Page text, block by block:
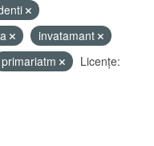
invatamant
primariatm
Licenţe: